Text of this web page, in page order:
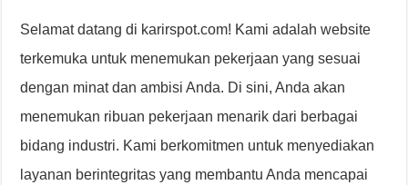
Selamat datang di karirspot.com! Kami adalah website
terkemuka untuk menemukan pekerjaan yang sesuai
dengan minat dan ambisi Anda. Di sini, Anda akan
menemukan ribuan pekerjaan menarik dari berbagai
bidang industri. Kami berkomitmen untuk menyediakan
layanan berintegritas yang membantu Anda mencapai